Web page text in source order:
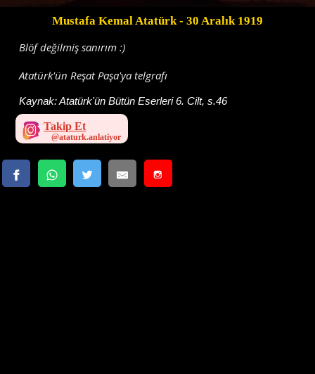
Mustafa Kemal Atatürk- 30 Aralık 1919
Blöf değilmiş sanırım :)
Atatürk'ün Reşat Paşa'ya telgrafı
Kaynak:Atatürk'ün Bütün Eserleri 6. Cilt, s.46
Takip Et